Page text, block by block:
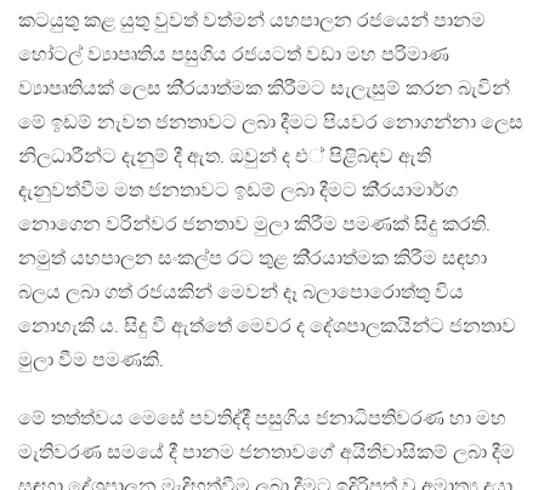
කටයුතු කළ යුතු වුවත් වත්මන් යහපාලන රජයෙන් පානම
හෝටල් ව්‍යාපෘතිය පසුගිය රජයටත් වඩා මහ පරිමාණ
ව්‍යාපෘතියක් ලෙස කි‍්‍රයාත්මක කිරීමට සැලැසුම් කරන බැවින්
මේ ඉඩම් නැවත ජනතාවට ලබා දීමට පියවර නොගන්නා ලෙස
නිලධාරීන්ට දැනුම් දී ඇත. ඔවුන් ද එ් පිළිබඳව ඇති
දැනුවත්වීම මත ජනතාවට ඉඩම් ලබා දීමට කි‍්‍රයාමාර්ග
නොගෙන වරින්වර ජනතාව මුලා කිරීම පමණක් සිදු කරති.
නමුත් යහපාලන සංකල්ප රට තුළ කි‍්‍රයාත්මක කිරීම සඳහා
බලය ලබා ගත් රජයකින් මෙවන් දෑ බලාපොරොත්තු විය
නොහැකි ය. සිදු වී ඇත්තේ මෙවර ද දේශපාලකයින්ට ජනතාව
මුලා වීම පමණකි.
මේ තත්ත්වය මෙසේ පවතිද්දී පසුගිය ජනාධිපතිවරණ හා මහ
මැතිවරණ සමයේ දී පානම ජනතාවගේ අයිතිවාසිකම් ලබා දීම